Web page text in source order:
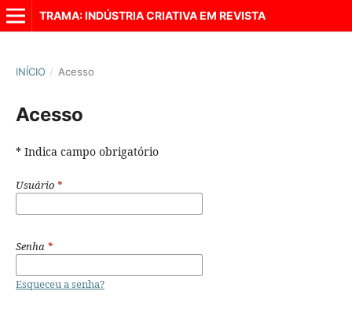
TRAMA: INDÚSTRIA CRIATIVA EM REVISTA
INÍCIO / Acesso
Acesso
* Indica campo obrigatório
Usuário *
Senha *
Esqueceu a senha?